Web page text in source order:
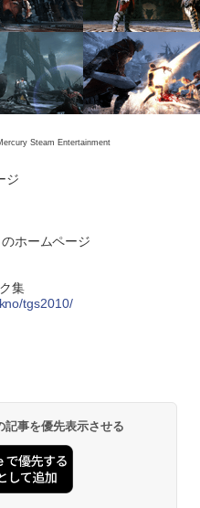
Steam Entertainment
ジ
ホームページ
集
tgs2010/
事を優先表示させる